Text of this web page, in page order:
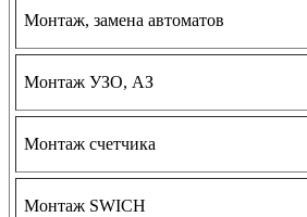
Монтаж, замена автоматов
Монтаж УЗО, АЗ
Монтаж счетчика
Монтаж SWICH